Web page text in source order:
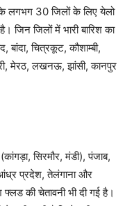
के लगभग 30 जिलों के लिए येलो
जिन जिलों में भारी बारिश का
बांदा, चित्रकूट, कौशाम्बी,
मेरठ, लखनऊ, झांसी, कानपुर
सिरमौर, मंडी), पंजाब,
आंध्र प्रदेश, तेलंगाना और
की चेतावनी भी दी गई है।